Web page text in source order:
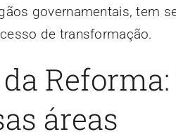
governamentais, tem
de transformação.
áreas